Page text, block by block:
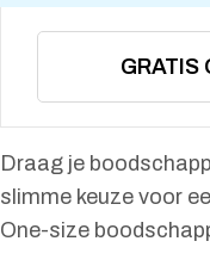
GRATIS
Draag je
slimme keuze voor
One-size